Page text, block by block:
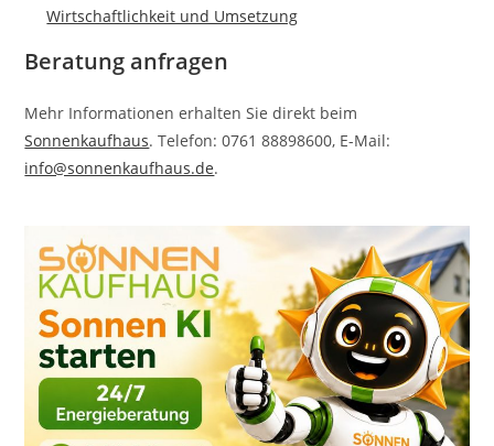
Wirtschaftlichkeit und Umsetzung
Beratung anfragen
Mehr Informationen erhalten Sie direkt beim
Sonnenkaufhaus. Telefon: 0761 88898600, E-Mail:
info@sonnenkaufhaus.de.